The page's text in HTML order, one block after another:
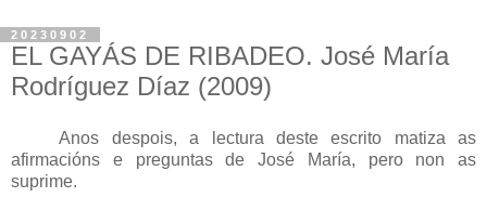
20230902
EL GAYÁS DE RIBADEO. José María
Rodríguez Díaz (2009)
Anos despois, a lectura deste escrito matiza as
afirmacións e preguntas de José María, pero non as
suprime.